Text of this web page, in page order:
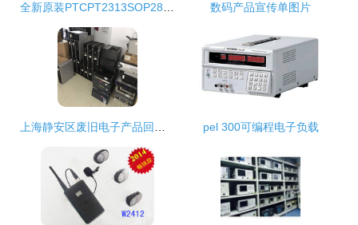
数码产品宣传单图片
pel 300可编程电子负载